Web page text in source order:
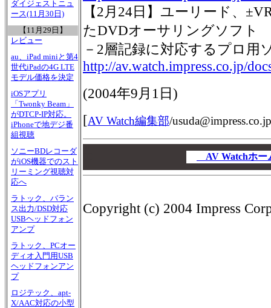
ダイジェストニュ
ース(11月30日)
【11月29日】
レビュー
au、iPad miniと第4
世代iPadの4G LTE
モデル価格を決定
iOSアプリ
「Twonky Beam」
がDTCP-IP対応。
iPhoneで地デジ番
組視聴
ソニーBDレコーダ
がiOS機器でのスト
リーミング視聴対
応へ
ラトック、バラン
ス出力/DSD対応
USBヘッドフォン
アンプ
ラトック、PCオー
ディオ入門用USB
ヘッドフォンアン
プ
ロジテック、apt-
X/AAC対応の小型
【2月24日】ユーリード、
たDVDオーサリングソフト
－2層記録に対応するプロ用
http://av.watch.impress.co.jp/
(2004年9月1日 )
[AV Watch編集部/usuda@impress.co.jp
AV Watchホ
Copyright (c) 2004 Impress